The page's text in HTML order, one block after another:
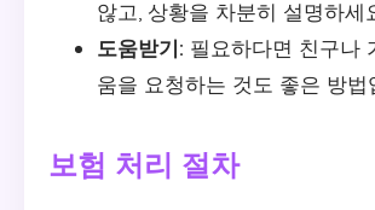
않고, 상황을 차분히 설명하세
도움받기: 필요하다면 친구나
움을 요청하는 것도 좋은 방법
보험 처리 절차